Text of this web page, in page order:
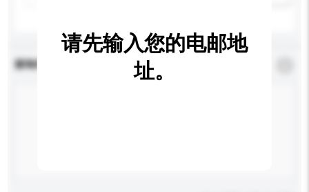
查询内容
请先输入您的电邮地
址。